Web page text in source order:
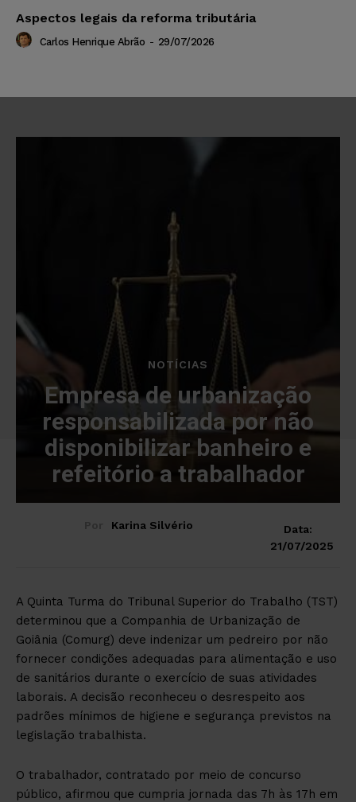
Aspectos legais da reforma tributária
Carlos Henrique Abrão - 29/07/2026